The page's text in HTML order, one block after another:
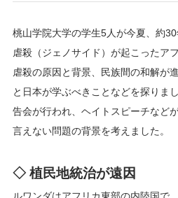
桃山学院大学の学生5人が今夏、約
虐殺（ジェノサイド）が起こったア
虐殺の原因と背景、民族間の和解が
と日本が学ぶべきことなどを探りま
告会が行われ、ヘイトスピーチなど
言えない問題の背景を考えました。
◇ 植民地統治が遠因